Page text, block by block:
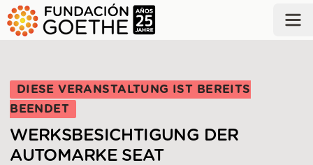
ZUM HAUPTINHALT SPRINGEN
DIESE VERANSTALTUNG IST BEREITS
BEENDET
WERKSBESICHTIGUNG DER
AUTOMARKE SEAT